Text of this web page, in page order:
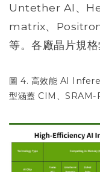
Untether AI、
matrix、
等。各廠晶片規格
圖 4. 高效能 AI
型涵蓋 CIM、SRAM-